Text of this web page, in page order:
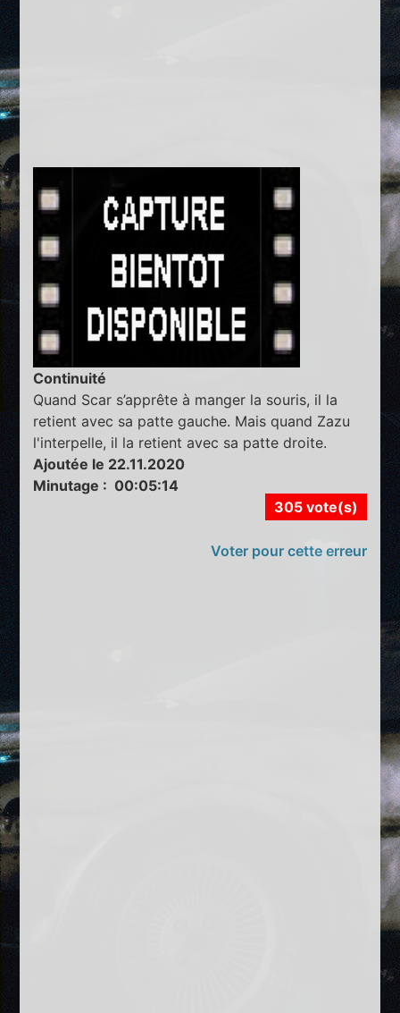
Continuité
Quand Scar s’apprête à manger la souris, il la
retient avec sa patte gauche. Mais quand Zazu
l'interpelle, il la retient avec sa patte droite.
Ajoutée le 22.11.2020
Minutage : 00:05:14
305 vote(s)
Voter pour cette erreur